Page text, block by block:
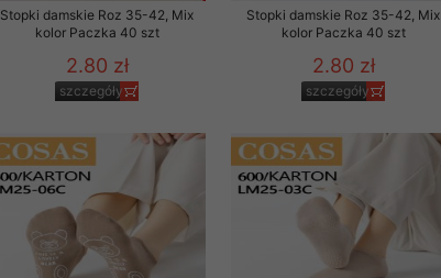
Stopki damskie Roz 35-42, Mix
kolor Paczka 40 szt
2.80 zł
szczegóły
Stopki damskie Roz 35-42, Mix
kolor Paczka 40 szt
2.80 zł
szczegóły